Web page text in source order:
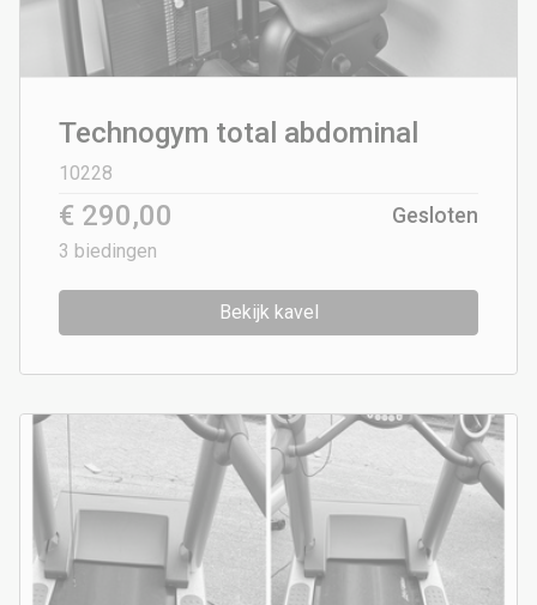
Technogym total abdominal
10228
€ 290,00
3 biedingen
Gesloten
Bekijk kavel